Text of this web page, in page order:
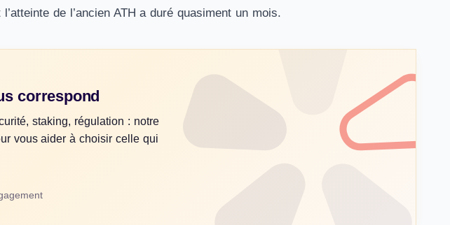
de l’ancien ATH a duré quasiment un mois.
correspond
staking, régulation : notre
vous aider à choisir celle qui